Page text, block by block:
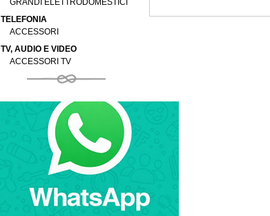
GRANDI ELETTRODOMESTICI
TELEFONIA
ACCESSORI
TV, AUDIO E VIDEO
ACCESSORI TV